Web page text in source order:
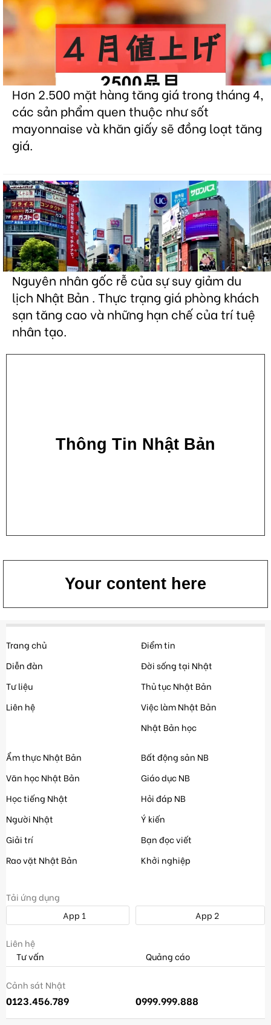
Hơn 2.500 mặt hàng tăng giá trong tháng 4,
các sản phẩm quen thuộc như sốt
mayonnaise và khăn giấy sẽ đồng loạt tăng
giá.
Nguyên nhân gốc rễ của sự suy giảm du
lịch Nhật Bản . Thực trạng giá phòng khách
sạn tăng cao và những hạn chế của trí tuệ
nhân tạo.
Thông Tin Nhật Bản
Your content here
Trang chủ
Diễn đàn
Tư liệu
Liên hệ
Điểm tin
Đời sống tại Nhật
Thủ tục Nhật Bản
Việc làm Nhật Bản
Nhật Bản học
Ẩm thực Nhật Bản
Văn học Nhật Bản
Học tiếng Nhật
Người Nhật
Giải trí
Rao vặt Nhật Bản
Bất động sản NB
Giáo dục NB
Hỏi đáp NB
Ý kiến
Bạn đọc viết
Khởi nghiệp
Tải ứng dụng
App 1
App 2
Liên hệ
Tư vấn
Quảng cáo
Cảnh sát Nhật
0123.456.789 0999.999.888